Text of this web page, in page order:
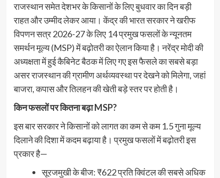
राजस्थान समेत देशभर के किसानों के लिए बुधवार का दिन बड़ी
राहत और उम्मीद लेकर आया। केंद्र की भारत सरकार ने खरीफ
विपणन सत्र 2026-27 के लिए 14 प्रमुख फसलों के न्यूनतम
समर्थन मूल्य (MSP) में बढ़ोतरी का ऐलान किया है। नरेंद्र मोदी की
अध्यक्षता में हुई कैबिनेट बैठक में लिए गए इस फैसले का सबसे बड़ा
असर राजस्थान की ग्रामीण अर्थव्यवस्था पर देखने को मिलेगा, जहां
बाजरा, कपास और तिलहन की खेती बड़े स्तर पर होती है।
किन फसलों पर कितना बढ़ा MSP?
इस बार सरकार ने किसानों को लागत का कम से कम 1.5 गुना मूल्य
दिलाने की दिशा में कदम बढ़ाया है। प्रमुख फसलों में बढ़ोतरी इस
प्रकार है—
सूरजमुखी के बीज: ₹622 प्रति क्विंटल की सबसे अधिक